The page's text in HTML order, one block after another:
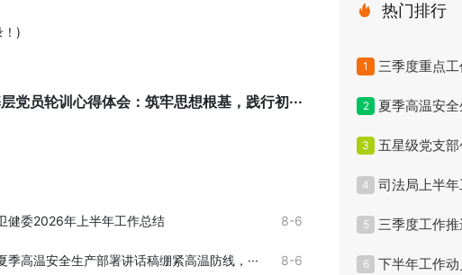
！)
党员轮训心得体会：筑牢思想根基，践行初···
健委2026年上半年工作总结 8-6
季高温安全生产部署讲话稿绷紧高温防线，··· 8-6
热门排行
1 三季度重点工
2 夏季高温安全
3 五星级党支部
4 司法局上半年
5 三季度工作推
6 下半年工作动